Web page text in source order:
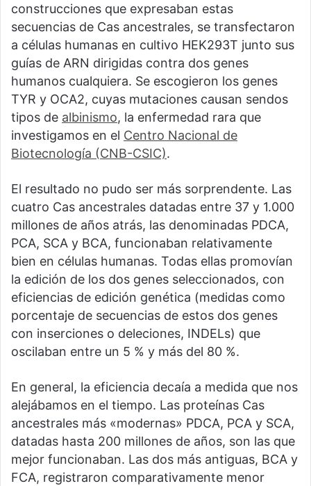
construcciones que expresaban estas
secuencias de Cas ancestrales, se transfectaron
a células humanas en cultivo HEK293T junto sus
guías de ARN dirigidas contra dos genes
humanos cualquiera. Se escogieron los genes
TYR y OCA2, cuyas mutaciones causan sendos
tipos de albinismo, la enfermedad rara que
investigamos en el Centro Nacional de
Biotecnología (CNB-CSIC).
El resultado no pudo ser más sorprendente. Las
cuatro Cas ancestrales datadas entre 37 y 1.000
millones de años atrás, las denominadas PDCA,
PCA, SCA y BCA, funcionaban relativamente
bien en células humanas. Todas ellas promovían
la edición de los dos genes seleccionados, con
eficiencias de edición genética (medidas como
porcentaje de secuencias de estos dos genes
con inserciones o deleciones, INDELs) que
oscilaban entre un 5 % y más del 80 %.
En general, la eficiencia decaía a medida que nos
alejábamos en el tiempo. Las proteínas Cas
ancestrales más «modernas» PDCA, PCA y SCA,
datadas hasta 200 millones de años, son las que
mejor funcionaban. Las dos más antiguas, BCA y
FCA, registraron comparativamente menor